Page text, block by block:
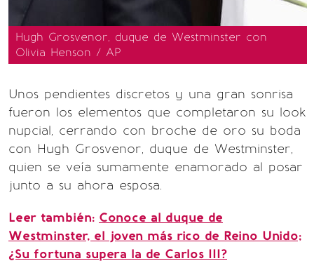
Hugh Grosvenor, duque de Westminster con
Olivia Henson / AP
Unos pendientes discretos y una gran sonrisa
fueron los elementos que completaron su look
nupcial, cerrando con broche de oro su boda
con Hugh Grosvenor, duque de Westminster,
quien se veía sumamente enamorado al posar
junto a su ahora esposa.
Leer también: Conoce al duque de
Westminster, el joven más rico de Reino Unido;
¿Su fortuna supera la de Carlos III?